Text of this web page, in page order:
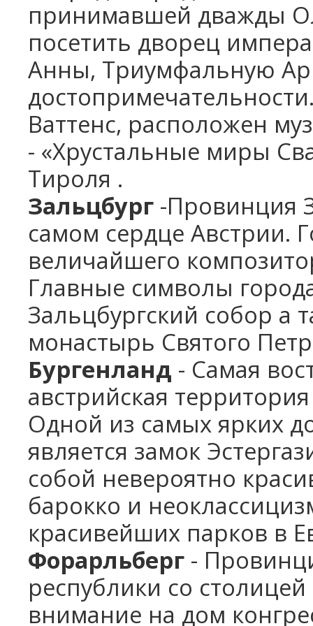
принимавшей дважды
посетить дворец
Анны, Триумфальную
Ваттенс, расположен
- «Хрустальные миры
Тироля .
Зальцбург -Провинция
самом сердце Австрии.
величайшего
Главные символы
Зальцбургский собор а
монастырь Святого
Бургенланд - Самая
австрийская
Одной из самых ярких
является замок
собой невероятно
барокко и
красивейших парков в
Форарльберг -
республики со
внимание на дом